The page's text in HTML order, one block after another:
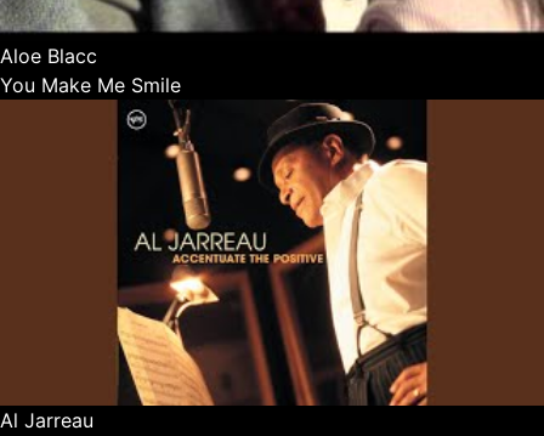
Aloe Blacc
You Make Me Smile
Al Jarreau